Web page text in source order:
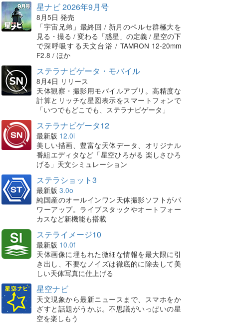
星ナビ 2026年9月号
8月5日 発売
「宇宙兄弟」最終回 / 新月のペルセ群極大を
見る・撮る / 変わる「惑星」の定義 / 星空の下
で深呼吸する天文台浴 / TAMRON 12-20mm
F2.8 / ほか
ステラナビゲータ・モバイル
8月4日 リリース
天体観察・撮影用モバイルアプリ。高精度な
計算とリッチな星図表示をスマートフォンで
「いつでもどこでも、ステラナビゲータ」
ステラナビゲータ12
最新版 12.0i
美しい描画、豊富な天体データ、オリジナル
番組エディタなど「星空ひろがる 楽しさひろ
げる」天文シミュレーション
ステラショット3
最新版 3.0o
純国産のオールインワン天体撮影ソフトがパ
ワーアップ。ライブスタックやオートフォー
カスなど新機能も搭載
ステライメージ10
最新版 10.0f
天体画像に埋もれた微細な情報を最大限に引
き出し、不要なノイズは徹底的に除去して美
しい天体写真に仕上げる
星空ナビ
天文現象から最新ニュースまで、スマホをか
ざすと話題がうかぶ。不思議がいっぱいの星
空を楽しもう